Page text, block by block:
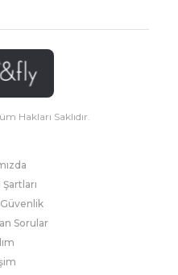
Hakları Saklıdır.
Sorular